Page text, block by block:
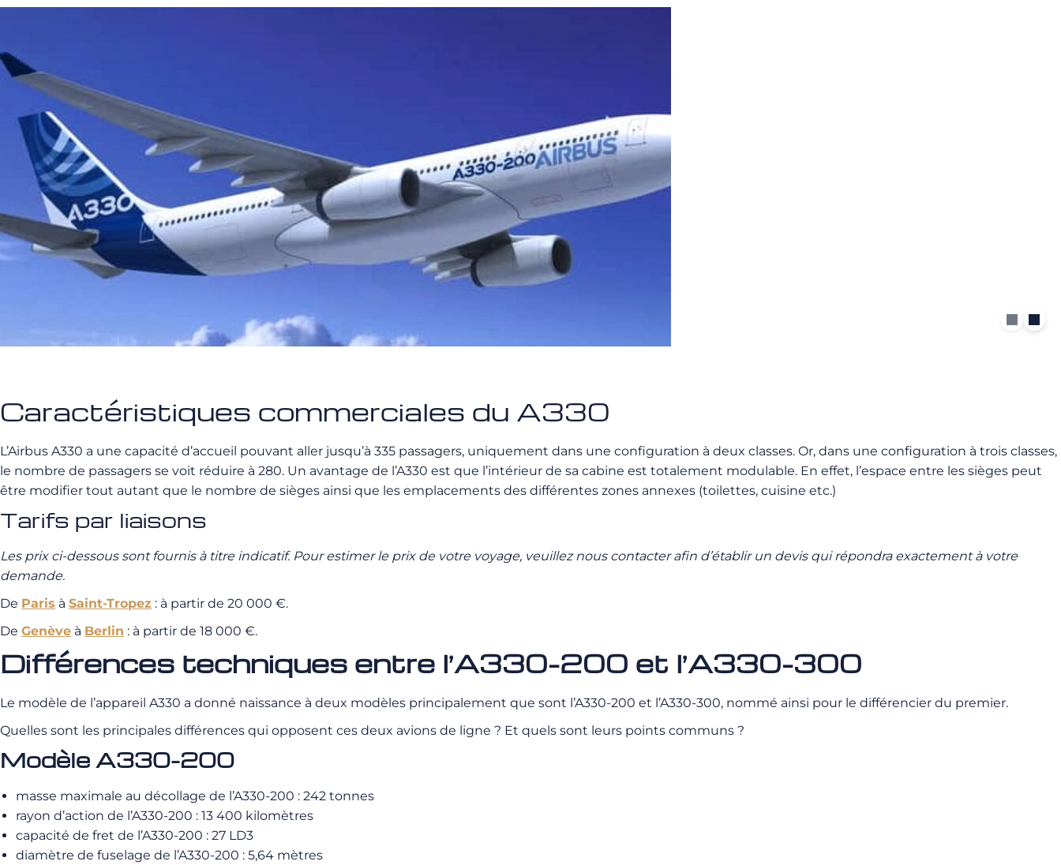
Caractéristiques commerciales du A330
L’Airbus A330 a une capacité d’accueil pouvant aller jusqu’à 335 passagers, uniquement dans une configuration à deux classes. Or, dans une configuration à trois classes,
le nombre de passagers se voit réduire à 280. Un avantage de l’A330 est que l’intérieur de sa cabine est totalement modulable. En effet, l’espace entre les sièges peut
être modifier tout autant que le nombre de sièges ainsi que les emplacements des différentes zones annexes (toilettes, cuisine etc.)
Tarifs par liaisons
Les prix ci-dessous sont fournis à titre indicatif. Pour estimer le prix de votre voyage, veuillez nous contacter afin d’établir un devis qui répondra exactement à votre
demande.
De Paris à Saint-Tropez : à partir de 20 000 €.
De Genève à Berlin : à partir de 18 000 €.
Différences techniques entre l’A330-200 et l’A330-300
Le modèle de l’appareil A330 a donné naissance à deux modèles principalement que sont l’A330-200 et l’A330-300, nommé ainsi pour le différencier du premier.
Quelles sont les principales différences qui opposent ces deux avions de ligne ? Et quels sont leurs points communs ?
Modèle A330-200
masse maximale au décollage de l’A330-200 : 242 tonnes
rayon d’action de l’A330-200 : 13 400 kilomètres
capacité de fret de l’A330-200 : 27 LD3
diamètre de fuselage de l’A330-200 : 5,64 mètres